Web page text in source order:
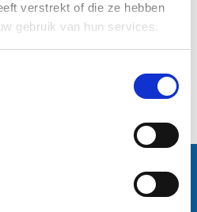
verstrekt of die ze hebben
gebruik van hun services.
€4,95
Excl. btw